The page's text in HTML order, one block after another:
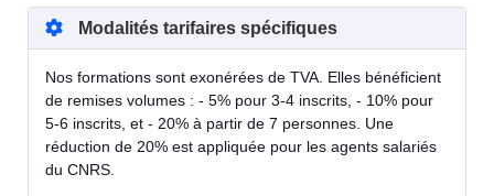
Modalités tarifaires spécifiques
Nos formations sont exonérées de TVA. Elles bénéficient
de remises volumes : - 5% pour 3-4 inscrits, - 10% pour
5-6 inscrits, et - 20% à partir de 7 personnes. Une
réduction de 20% est appliquée pour les agents salariés
du CNRS.